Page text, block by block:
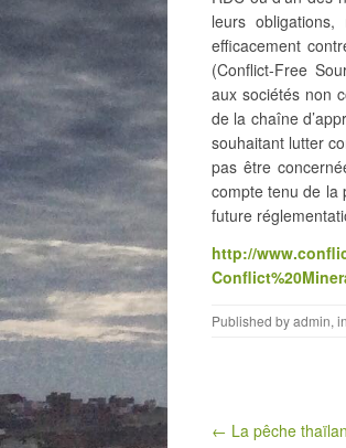
leurs
efficacement
(Conflict-Free
aux sociétés non
de la chaîne
souhaitant lutter
pas être
compte tenu de la
future
http://
Published byadmin, in
Post navigation
← La pêche